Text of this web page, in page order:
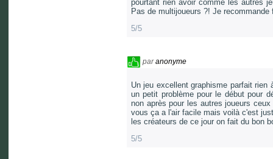
pourtant rien avoir comme les autres
Pas de multijoueurs ?! Je recommande
5/5
paranonyme
Un jeu excellent graphisme parfait
un petit problème pour le début pour
non après pour les autres joueurs
vous ça a l'air facile mais voilà c'est
les créateurs de ce jour on fait du bon
5/5